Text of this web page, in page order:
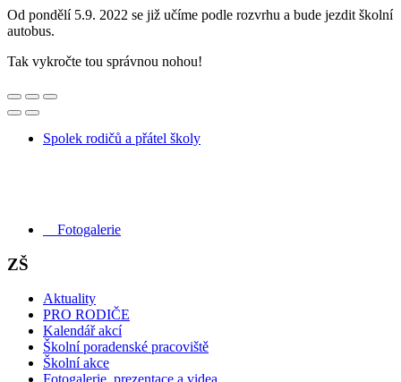
Od pondělí 5.9. 2022 se již učíme podle rozvrhu a bude jezdit školní
autobus.
Tak vykročte tou správnou nohou!
Spolek rodičů a přátel školy
Fotogalerie
ZŠ
Aktuality
PRO RODIČE
Kalendář akcí
Školní poradenské pracoviště
Školní akce